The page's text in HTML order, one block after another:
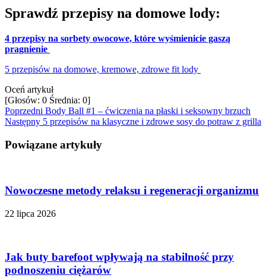
Sprawdź przepisy na domowe lody:
4 przepisy na sorbety owocowe, które wyśmienicie gaszą
pragnienie
5 przepisów na domowe, kremowe, zdrowe fit lody
Oceń artykuł
[Głosów: 0 Średnia: 0]
Poprzedni Body Ball #1 – ćwiczenia na płaski i seksowny brzuch
Następny 5 przepisów na klasyczne i zdrowe sosy do potraw z grilla
Powiązane artykuły
Nowoczesne metody relaksu i regeneracji organizmu
22 lipca 2026
Jak buty barefoot wpływają na stabilność przy
podnoszeniu ciężarów